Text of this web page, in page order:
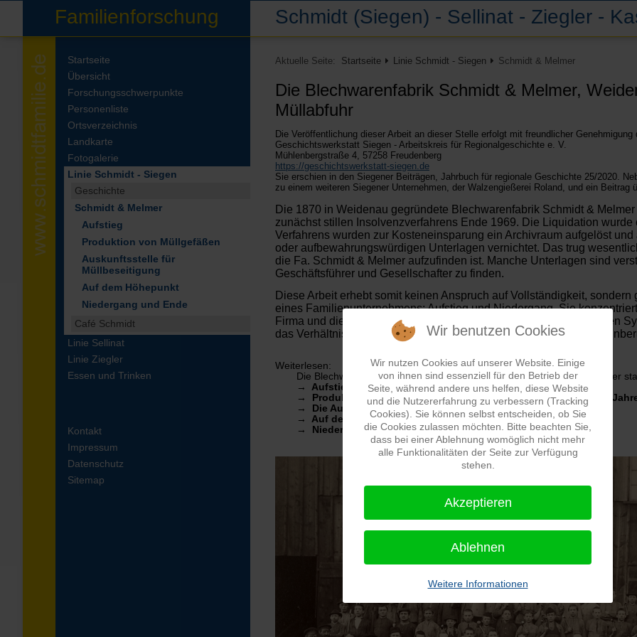
Familienforschung Schmidt (Siegen) - Sellinat - Ziegler -
Startseite
Übersicht
Forschungsschwerpunkte
Personenliste
Ortsverzeichnis
Landkarte
Fotogalerie
Linie Schmidt - Siegen
Geschichte
Schmidt & Melmer
Aufstieg
Produktion von Müllgefäßen
Auskunftsstelle für
Müllbeseitigung
Auf dem Höhepunkt
Niedergang und Ende
Café Schmidt
Linie Sellinat
Linie Ziegler
Essen und Trinken
Kontakt
Impressum
Datenschutz
Sitemap
Aktuelle Seite: Startseite Linie Schmidt - Siegen Schmidt & Melmer
Die Blechwarenfabrik Schmidt & Melmer,
Müllabfuhr
Die Veröffentlichung dieser Arbeit an dieser Stelle erfolgt mit freundlicher Genehmigung
Geschichtswerkstatt Siegen - Arbeitskreis für Regionalgeschichte e. V.
Mühlenbergstraße 4, 57258 Freudenberg
https://geschichtswerkstatt-siegen.de
Sie erschien in den Siegener Beiträgen, Jahrbuch für regionale Geschichte 25/2020.
zu einem weiteren Siegener Unternehmen, der Walzengießerei Roland, und ein
Die 1870 in Weidenau gegründete Blechwarenfabrik Schmidt &
zunächst stillen Insolvenzverfahrens Ende 1969. Die Liquidation
Verfahrens wurden zur Kosteneinsparung ein Archivraum aufgelöst
oder aufbewahrungswürdigen Unterlagen vernichtet. Das trug
die Fa. Schmidt & Melmer aufzufinden ist. Manche Unterlagen sind
Geschäftsführer und Gesellschafter zu finden.
Diese Arbeit erhebt somit keinen Anspruch auf Vollständigkeit,
eines Familienunternehmens: Aufstieg und Niedergang. Sie
Firma und die Vermarktung des von ihr entwickelten und patentierten
das Verhältnis zwischen Arbeitgebern und Arbeitneh­mern bleiben
Weiterlesen:
Die Blechwarenfabrik Schmidt & Melmer, Weidenau (Sieg) - Pioniere der
→ Aufstieg der Fa. Schmidt & Melmer
→ Produktion von Müllgefäßen mit Es-Em-System in den 1950er
→ Die Auskunftsstelle für Müllbeseitigung
→ Auf dem Höhepunkt
→ Niedergang und Ende der Fa. Schmidt & Melmer
Wir benutzen Cookies
Wir nutzen Cookies auf unserer Website. Einige
von ihnen sind essenziell für den Betrieb der
Seite, während andere uns helfen, diese Website
und die Nutzererfahrung zu verbessern (Tracking
Cookies). Sie können selbst entscheiden, ob Sie
die Cookies zulassen möchten. Bitte beachten Sie,
dass bei einer Ablehnung womöglich nicht mehr
alle Funktionalitäten der Seite zur Verfügung
stehen.
Akzeptieren
Ablehnen
Weitere Informationen